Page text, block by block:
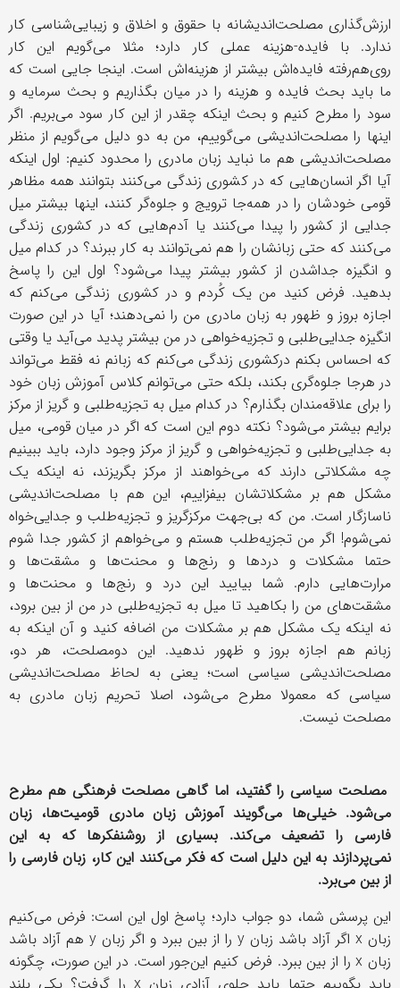
ارزش‌گذاری مصلحت‌اندیشانه با حقوق و اخلاق و زیبایی‌شناسی کار
ندارد. با فایده-هزینه عملی کار دارد؛ مثلا ‌می‌گویم این کار
روی‌هم‌رفته فایده‌اش بیشتر از هزینه‌اش است. اینجا جایی است که
ما باید بحث فایده و هزینه را در میان بگذاریم و بحث سرمایه و
سود را مطرح کنیم و بحث اینکه چقدر از این کار سود می‌بریم. اگر
اینها را مصلحت‌اندیشی می‌گوییم، من به دو دلیل می‌گویم از منظر
مصلحت‌اندیشی هم ما نباید زبان مادری را محدود کنیم: اول اینکه
آیا اگر انسان‌هایی که در کشوری زندگی می‌کنند بتوانند همه مظاهر
قومی خودشان را در همه‌جا ترویج و جلوه‌گر کنند، اینها بیشتر میل
جدایی از کشور را پیدا می‌کنند یا آدم‌هایی که در کشوری زندگی
می‌کنند که حتی زبانشان را هم نمی‌توانند به کار ببرند؟ در کدام میل
و انگیزه جداشدن از کشور بیشتر پیدا می‌شود؟ اول این را پاسخ
بدهید. فرض کنید من یک کُردم و در کشوری زندگی می‌کنم که
اجازه بروز و ظهور به زبان مادری من را نمی‌دهند؛ آیا در این صورت
انگیزه جدایی‌طلبی و تجزیه‌خواهی در من بیشتر پدید می‌آید یا وقتی
که احساس بکنم درکشوری زندگی می‌کنم که زبانم نه فقط می‌تواند
در هرجا جلوه‌گری بکند، بلکه حتی می‌توانم کلاس آموزش زبان خود
را برای علاقه‌مندان بگذارم؟ در کدام میل به تجزیه‌طلبی و گریز از مرکز
برایم بیشتر می‌شود؟ نکته دوم این است که اگر در میان قومی، میل
به جدایی‌طلبی و تجزیه‌خواهی و گریز از مرکز وجود دارد، باید ببینیم
چه مشکلاتی دارند که می‌خواهند از مرکز بگریزند، نه اینکه یک
مشکل هم بر مشکلاتشان بیفزاییم، این هم با مصلحت‌اندیشی
ناسازگار است. من که بی‌جهت مرکزگریز و تجزیه‌طلب و جدایی‌خواه
نمی‌شوم! اگر من تجزیه‌طلب هستم و می‌خواهم از کشور جدا شوم
حتما مشکلات و دردها و رنج‌ها و محنت‌ها و مشقت‌ها و
مرارت‌هایی دارم. شما بیایید این درد و رنج‌ها و محنت‌ها و
مشقت‌های من را بکاهید تا میل به تجزیه‌طلبی در من از بین برود،
نه اینکه یک مشکل هم بر مشکلات من اضافه کنید و آن اینکه به
زبانم هم اجازه بروز و ظهور ندهید. این دومصلحت، هر دو،
مصلحت‌اندیشی سیاسی است؛ یعنی به لحاظ مصلحت‌اندیشی
سیاسی که معمولا مطرح می‌شود، اصلا تحریم زبان مادری به
مصلحت نیست.
مصلحت سیاسی را گفتید، اما گاهی مصلحت فرهنگی هم مطرح
می‌شود. خیلی‌ها می‌گویند آموزش زبان مادری قومیت‌ها، زبان
فارسی را تضعیف می‌کند. بسیاری از روشنفکرها که به این
نمی‌پردازند به این دلیل است که فکر می‌کنند این کار، زبان فارسی را
از بین می‌برد.
این پرسش شما، دو جواب دارد؛ پاسخ اول این است: فرض می‌کنیم
زبان x اگر آزاد باشد زبان y را از بین ببرد و اگر زبان y هم آزاد باشد
زبان xرا از بین ببرد. فرض کنیم این‌جور است. در این صورت، چگونه